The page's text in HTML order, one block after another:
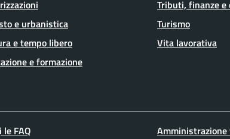
e urbanistica
e tempo libero
e formazione
Tributi, finanze e
Turismo
Vita lavorativa
le FAQ